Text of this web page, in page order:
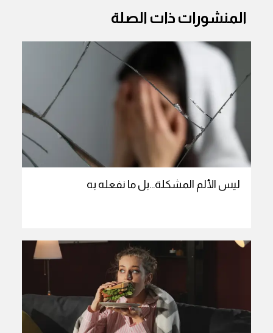
المنشورات ذات الصلة
ليس الألم المشكلة…بل ما نفعله به